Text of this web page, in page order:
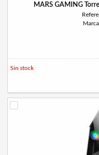
MARS GAMING
Sin stock